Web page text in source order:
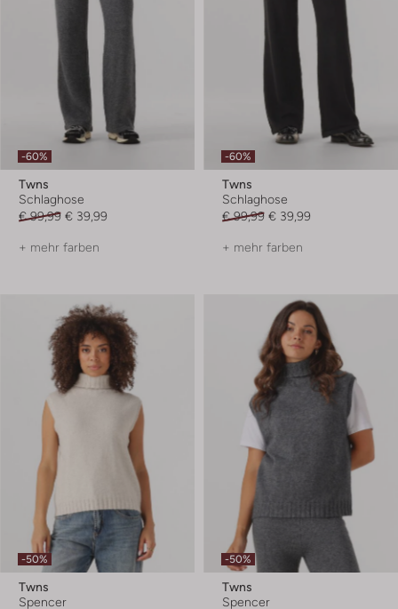
-60%
Twns
Schlaghose
€ 99,99 € 39,99
+ mehr farben
-60%
Twns
Schlaghose
€ 99,99 € 39,99
+ mehr farben
-50%
Twns
Spencer
-50%
Twns
Spencer